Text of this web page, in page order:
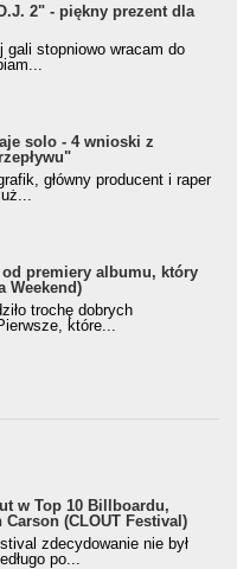
2" - piękny prezent dla
gali stopniowo wracam do
solo - 4 wnioski z
główny producent i raper
od premiery albumu, który
Weekend)
trochę dobrych
które...
w Top 10 Billboardu,
(CLOUT Festival)
zdecydowanie nie był
po...